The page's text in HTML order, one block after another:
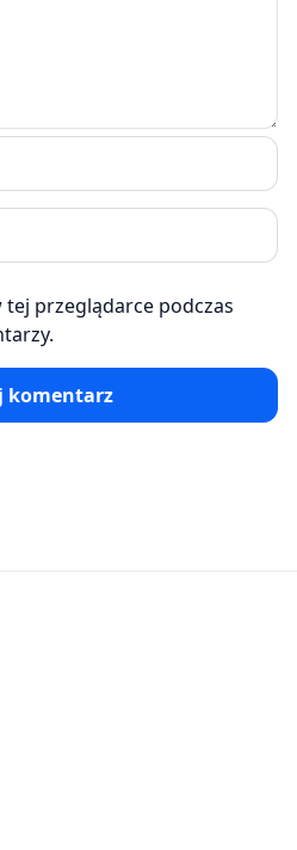
przeglądarce podczas
komentarz